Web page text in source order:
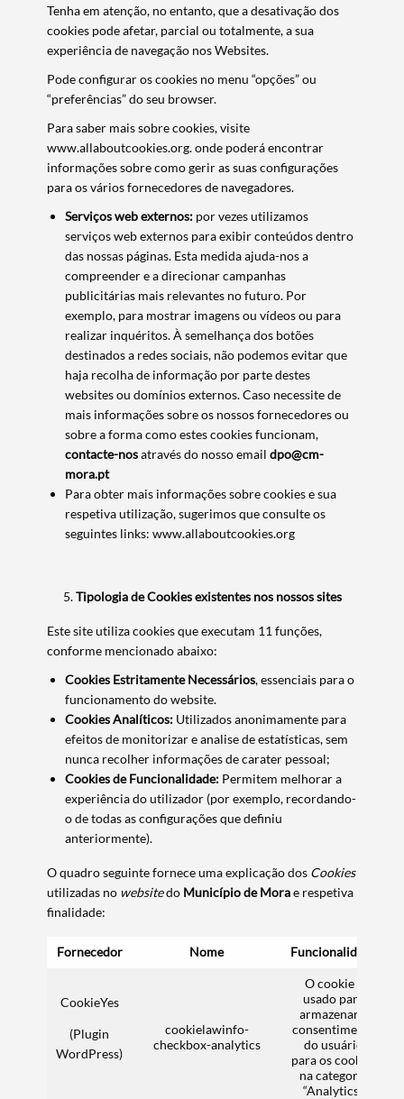
Tenha em atenção, no entanto, que a desativação dos
cookies pode afetar, parcial ou totalmente, a sua
experiência de navegação nos Websites.
Pode configurar os cookies no menu “opções” ou
“preferências” do seu browser.
Para saber mais sobre cookies, visite
www.allaboutcookies.org. onde poderá encontrar
informações sobre como gerir as suas configurações
para os vários fornecedores de navegadores.
Serviços web externos: por vezes utilizamos
serviços web externos para exibir conteúdos dentro
das nossas páginas. Esta medida ajuda-nos a
compreender e a direcionar campanhas
publicitárias mais relevantes no futuro. Por
exemplo, para mostrar imagens ou vídeos ou para
realizar inquéritos. À semelhança dos botões
destinados a redes sociais, não podemos evitar que
haja recolha de informação por parte destes
websites ou domínios externos. Caso necessite de
mais informações sobre os nossos fornecedores ou
sobre a forma como estes cookies funcionam,
contacte-nosatravés do nosso emaildpo@cm-
mora.pt
Para obter mais informações sobre cookies e sua
respetiva utilização, sugerimos que consulte os
seguintes links: www.allaboutcookies.org
Tipologia de Cookies existentes nos nossos sites
Este site utiliza cookies que executam 11 funções,
conforme mencionado abaixo:
Cookies Estritamente Necessários, essenciais para o
funcionamento do website.
Cookies Analíticos: Utilizados anonimamente para
efeitos de monitorizar e analise de estatísticas, sem
nunca recolher informações de carater pessoal;
Cookies de Funcionalidade: Permitem melhorar a
experiência do utilizador (por exemplo, recordando-
o de todas as configurações que definiu
anteriormente).
O quadro seguinte fornece uma explicação dos Cookies
utilizadas no websitedo Município de Morae respetiva
finalidade:
Fornecedor Nome Funcionalidade
CookieYes
(Plugin
WordPress)
cookielawinfo-
checkbox-analytics
O cookie é
usado para
armazenar o
consentimento
do usuário
para os cookies
na categoria
“Analytics”.